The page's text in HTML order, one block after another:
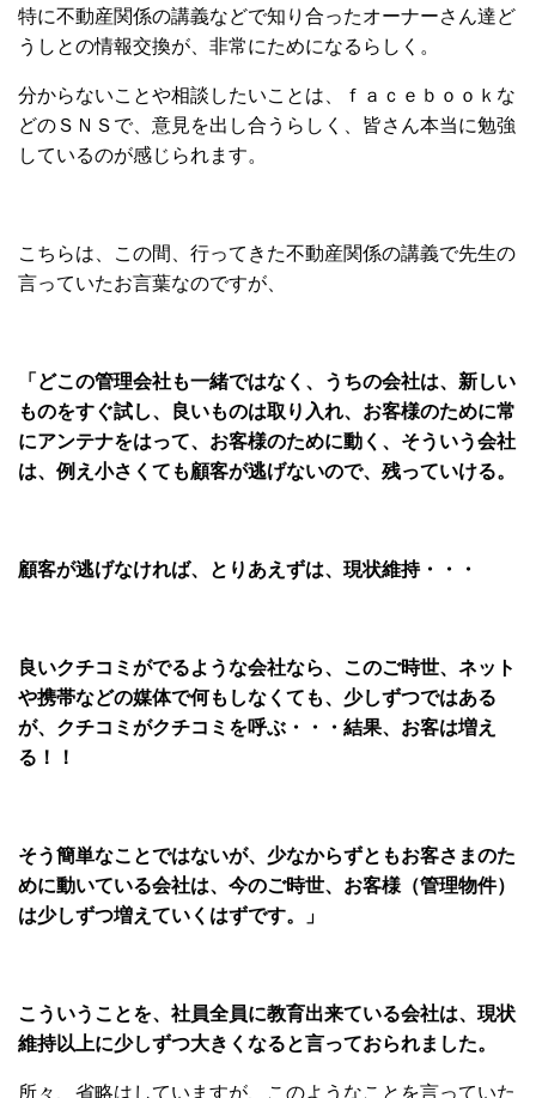
特に不動産関係の講義などで知り合ったオーナーさん達ど
うしとの情報交換が、非常にためになるらしく。
分からないことや相談したいことは、ｆａｃｅｂｏｏｋな
どのＳＮＳで、意見を出し合うらしく、皆さん本当に勉強
しているのが感じられます。
こちらは、この間、行ってきた不動産関係の講義で先生の
言っていたお言葉なのですが、
「どこの管理会社も一緒ではなく、うちの会社は、新しい
ものをすぐ試し、良いものは取り入れ、お客様のために常
にアンテナをはって、お客様のために動く、そういう会社
は、例え小さくても顧客が逃げないので、残っていける。
顧客が逃げなければ、とりあえずは、現状維持・・・
良いクチコミがでるような会社なら、このご時世、ネット
や携帯などの媒体で何もしなくても、少しずつではある
が、クチコミがクチコミを呼ぶ・・・結果、お客は増え
る！！
そう簡単なことではないが、少なからずともお客さまのた
めに動いている会社は、今のご時世、お客様（管理物件）
は少しずつ増えていくはずです。」
こういうことを、社員全員に教育出来ている会社は、現状
維持以上に少しずつ大きくなると言っておられました。
所々、省略はしていますが、このようなことを言っていた